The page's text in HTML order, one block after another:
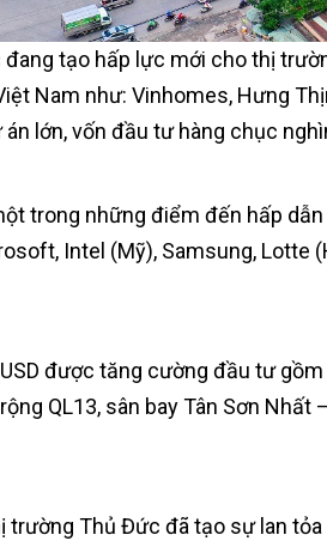
tạo hấp lực mới cho thị
Nam như: Vinhomes, Hưng
lớn, vốn đầu tư hàng chục
trong những điểm đến hấp
Intel (Mỹ), Samsung, Lotte
được tăng cường đầu tư
QL13, sân bay Tân Sơn Nhất
trường Thủ Đức đã tạo sự lan